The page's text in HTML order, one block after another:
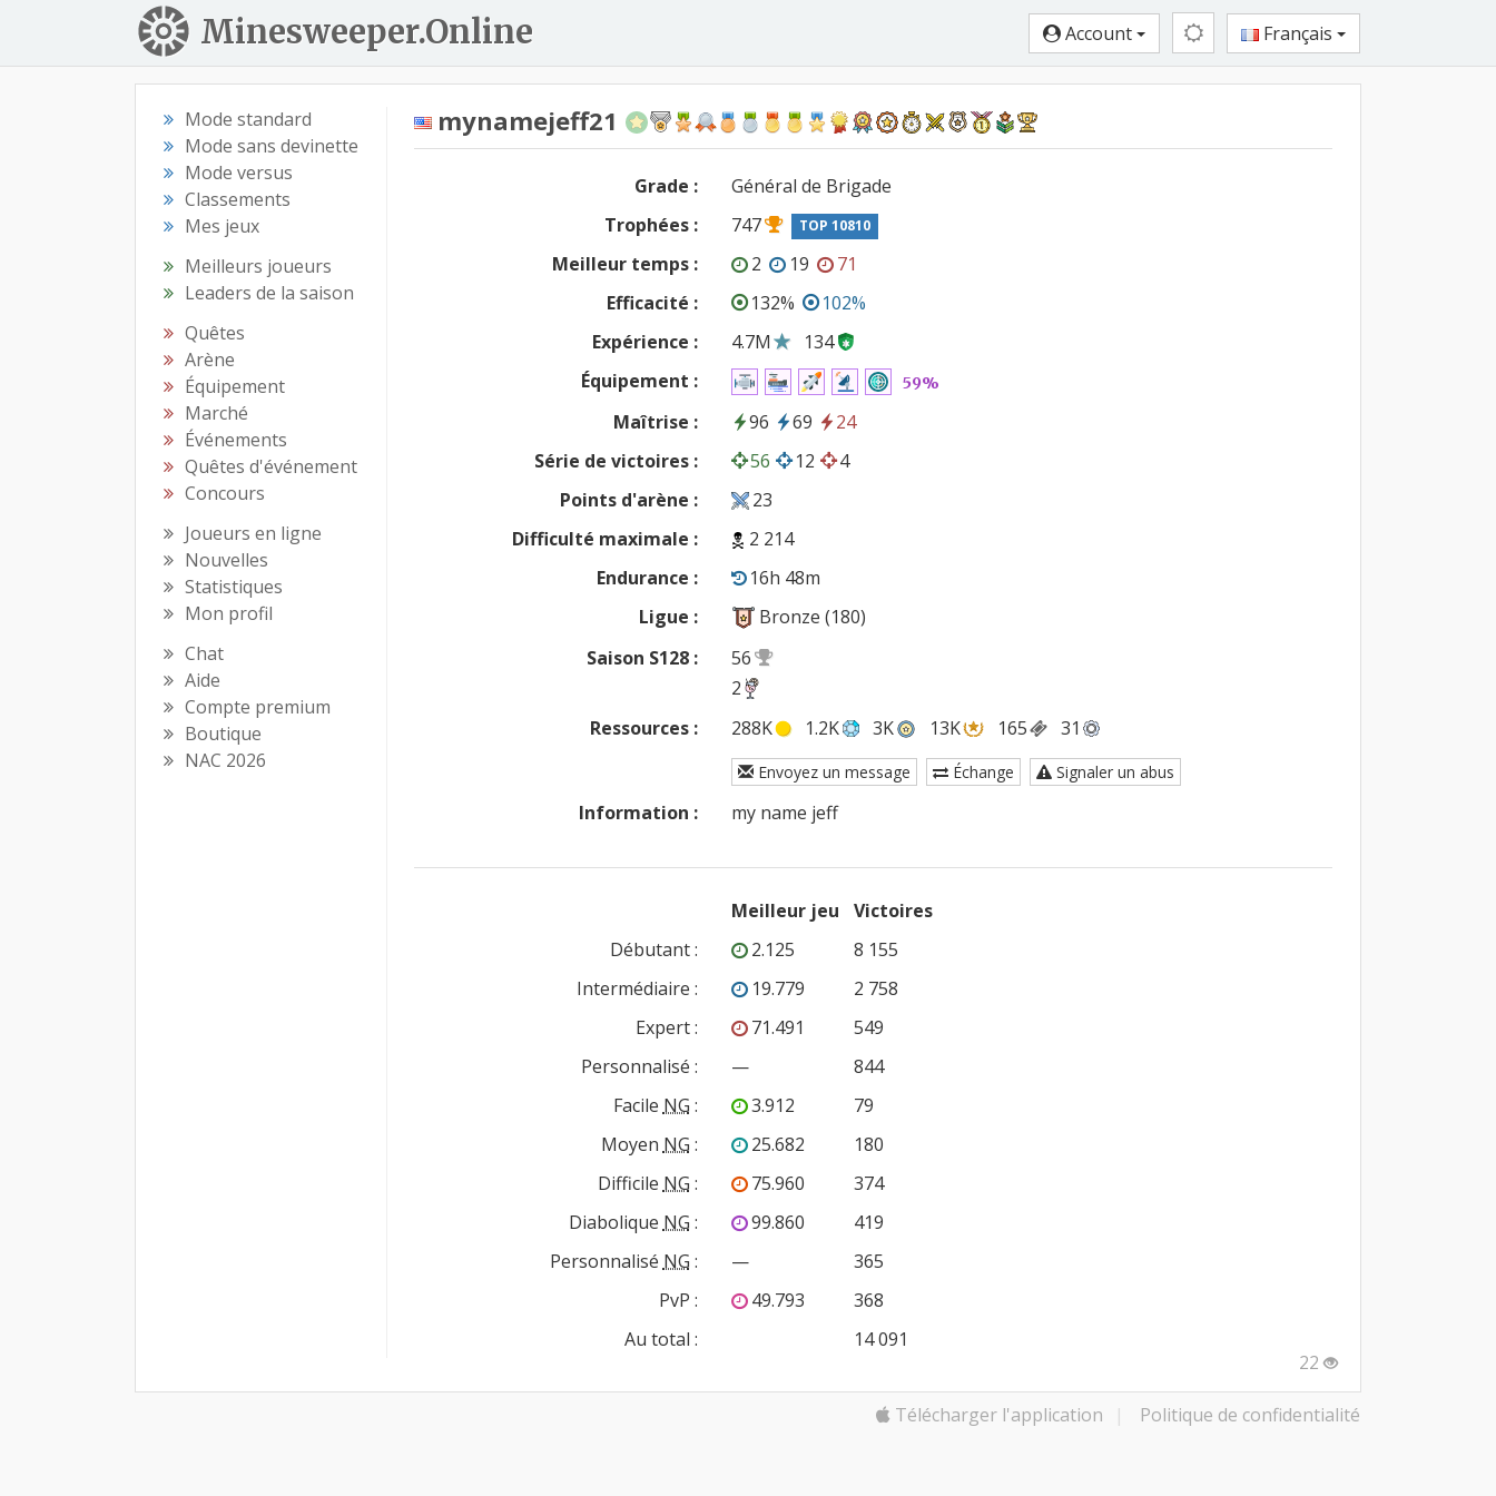
Minesweeper.Online Account Français
Mode standard
Mode sans devinette
Mode versus
Classements
Mes jeux
Meilleurs joueurs
Leaders de la saison
Quêtes
Arène
Équipement
Marché
Événements
Quêtes d'événement
Concours
Joueurs en ligne
Nouvelles
Statistiques
Mon profil
Chat
Aide
Compte premium
Boutique
NAC 2026
mynamejeff21
Grade :
Général de Brigade
Trophées :
747 TOP 10810
Meilleur temps : 2 19
71
Efficacité :
132%
102%
Expérience :
4.7M
134
Équipement :
59%
Maîtrise : 96 69
24
Série de victoires :
56 12
4
Points d'arène :
23
Difficulté maximale :
2 214
Endurance :
16h 48m
Ligue :
Bronze (180)
Saison S128 :
56
2
Ressources :
288K 1.2K 3K 13K 165 31
Envoyez un message Échange Signaler un abus
Information : my name jeff
Meilleur jeu
Victoires
Débutant: 2.125
8 155
Intermédiaire : 19.779
2 758
Expert: 71.491
549
Personnalisé : —
844
Facile NG : 3.912
79
Moyen NG : 25.682
180
Difficile NG : 75.960
374
Diabolique NG : 99.860
419
Personnalisé NG : —
365
PvP : 49.793
368
Au total :
14 091
22
Télécharger l'application | Politique de confidentialité